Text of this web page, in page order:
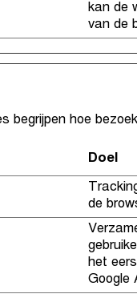
kan de
van de
hoe
Doel
de
het
Google